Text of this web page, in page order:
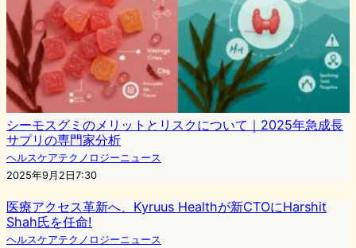
シーモスグミのメリットとリスクについて｜2025年急成長
サプリの専門家分析
ヘルスケアテクノロジーニュース
2025年9月2日7:30
医療アクセス革新へ、Kyruus Healthが新CTOにHarshit
Shah氏を任命!
ヘルスケアテクノロジーニュース